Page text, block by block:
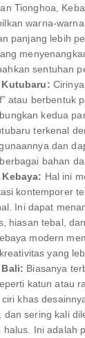
Tionghoa,
warna-
panjang lebih
sentuhan
Kutubaru:
atau berbentuk
kedua
terkenal
dan
bahan
Hal ini
kontemporer
Ini dapat
hiasan tebal,
modern
yang
Bali: Biasanya
katun atau
khas
dan sering kali
halus. Ini adalah